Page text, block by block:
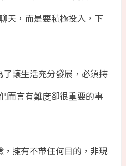
天，而是要積極投入，下
讓生活充分發展，必須持
而言有難度卻很重要的事
擁有不帶任何目的，非現